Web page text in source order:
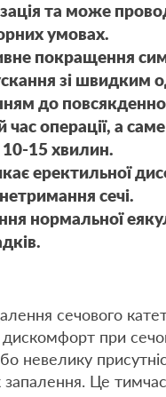
та може
умовах.
покращення
зі швидким
до
операції, а
10-15 хвилин.
еректильної
сечі.
нормальної
сечового
дискомфорт при
невелику
запалення. Це